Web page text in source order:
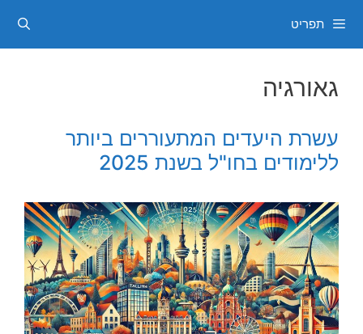
לתוכן תפריט
גאורגיה
עשרת היעדים המתעוררים ביותר
ללימודים בחו"ל בשנת 2025